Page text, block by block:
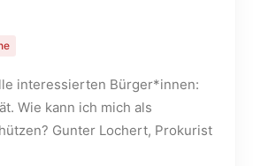
interessierten Bürger*innen:
Wie kann ich mich als
Gunter Lochert, Prokurist